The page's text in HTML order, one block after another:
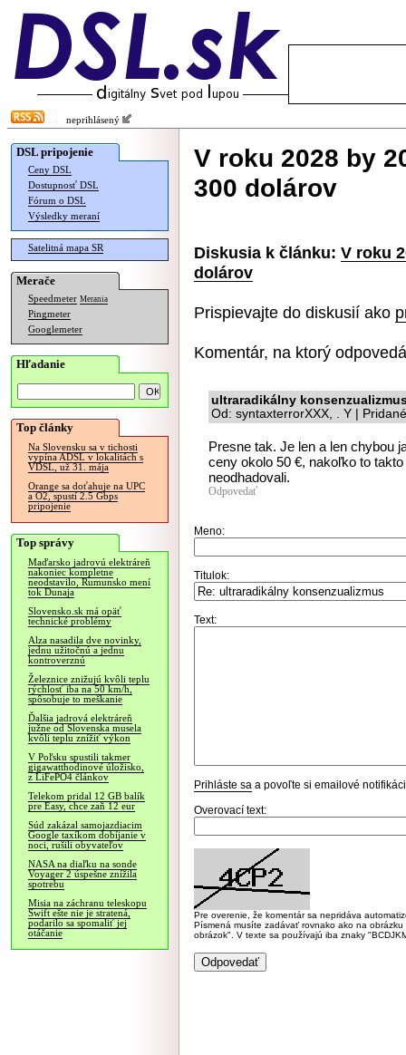
neprihlásený
DSL pripojenie
Ceny DSL
Dostupnosť DSL
Fórum o DSL
Výsledky meraní
Satelitná mapa SR
Merače
Speedmeter Merania
Pingmeter
Googlemeter
Hľadanie
Top články
Na Slovensku sa v tichosti
vypína ADSL v lokalitách s
VDSL, už 31. mája
Orange sa doťahuje na UPC
a O2, spustí 2.5 Gbps
pripojenie
Top správy
Maďarsko jadrovú elektráreň
nakoniec kompletne
neodstavilo, Rumunsko mení
tok Dunaja
Slovensko.sk má opäť
technické problémy
Alza nasadila dve novinky,
jednu užitočnú a jednu
kontroverznú
Železnice znižujú kvôli teplu
rýchlosť iba na 50 km/h,
spôsobuje to meškanie
Ďalšia jadrová elektráreň
južne od Slovenska musela
kvôli teplu znížiť výkon
V Poľsku spustili takmer
gigawatthodinové úložisko,
z LiFePO4 článkov
Telekom pridal 12 GB balík
pre Easy, chce zaň 12 eur
Súd zakázal samojazdiacim
Google taxíkom dobíjanie v
noci, rušili obyvateľov
NASA na diaľku na sonde
Voyager 2 úspešne znížila
spotrebu
Misia na záchranu teleskopu
Swift ešte nie je stratená,
podarilo sa spomaliť jej
otáčanie
V roku 2028 by
300 dolárov
Diskusia k článku: V roku
dolárov
Prispievajte do diskusií ako
Komentár, na ktorý
ultraradikálny
Od: syntaxterrorXXX, . Y |
Presne tak. Je len a len chybou
ceny okolo 50 €, nakoľko to
neodhadovali.
Odpovedať
Meno:
Titulok:
Text:
Prihláste sa a povoľte si emailové
Overovací text:
Pre overenie, že komentár sa nepridáva
Písmená musíte zadávať rovnako ako na
obrázok". V texte sa používajú iba znaky